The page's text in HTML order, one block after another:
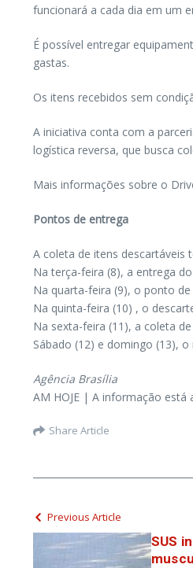
funcionará a cada dia em um
É possível entregar
gastas.
Os itens recebidos sem
A iniciativa conta com a
logística reversa, que busca
Mais informações sobre o
Pontos de entrega
A coleta de itens descartáveis
Na terça-feira (8), a entrega
Na quarta-feira (9), o ponto
Na quinta-feira (10) , o
Na sexta-feira (11), a coleta
Sábado (12) e domingo (13),
Agência Brasília
AM HOJE | A informação está
Share Article
Previous Article
SUS